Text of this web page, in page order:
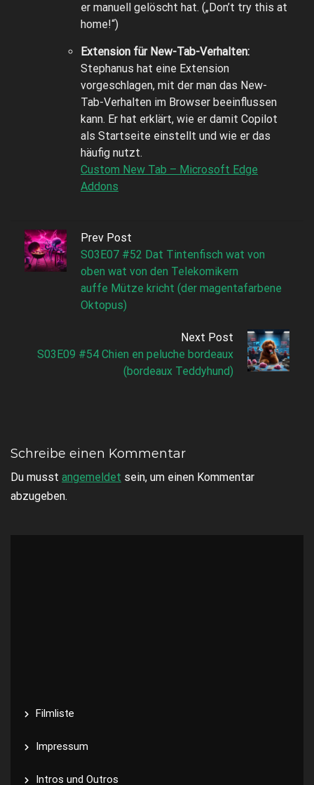
er manuell gelöscht hat. („Don’t try this at
home!“)
Extension für New-Tab-Verhalten:
Stephanus hat eine Extension
vorgeschlagen, mit der man das New-
Tab-Verhalten im Browser beeinflussen
kann. Er hat erklärt, wie er damit Copilot
als Startseite einstellt und wie er das
häufig nutzt.
Custom New Tab – Microsoft Edge
Addons
Prev Post
S03E07 #52 Dat Tintenfisch wat von
oben wat von den Telekomikern
auffe Mütze kricht (der magentafarbene
Oktopus)
Next Post
S03E09 #54 Chien en peluche bordeaux
(bordeaux Teddyhund)
Schreibe einen Kommentar
Du musst angemeldet sein, um einen Kommentar
abzugeben.
Filmliste
Impressum
Intros und Outros